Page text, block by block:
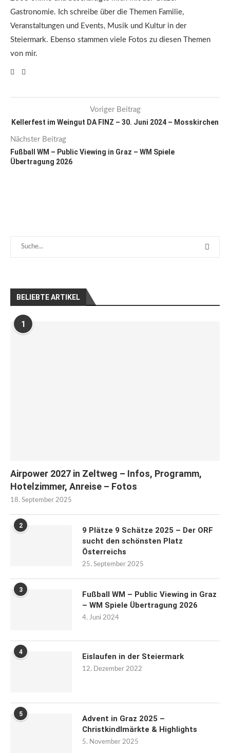
Gastronomie. Ich schreibe über die Themen Familie,
Veranstaltungen und Events, Musik und Kultur in der
Steiermark. Ebenso stammen viele Fotos zu diesen Themen
von mir.
Voriger Beitrag
Kellerfest im Weingut DA FINZ – 30. Juni 2024 – Mosskirchen
Nächster Beitrag
Fußball WM – Public Viewing in Graz – WM Spiele
Übertragung 2026
BELIEBTE ARTIKEL
1
Airpower 2027 in Zeltweg – Infos, Programm,
Hotelzimmer, Anreise – Fotos
18. September 2025
2
9 Plätze 9 Schätze 2025 – Der ORF
sucht den schönsten Platz
Österreichs
25. September 2025
3
Fußball WM – Public Viewing in Graz
– WM Spiele Übertragung 2026
4. Juni 2024
4
Eislaufen in der Steiermark
12. Dezember 2022
5
Advent in Graz 2025 –
Christkindlmärkte & Highlights
5. November 2025